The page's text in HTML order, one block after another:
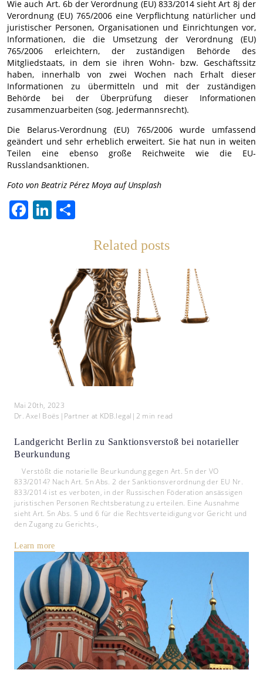
Wie auch Art. 6b der Verordnung (EU) 833/2014 sieht Art 8j der
Verordnung (EU) 765/2006 eine Verpflichtung natürlicher und
juristischer Personen, Organisationen und Einrichtungen vor,
Informationen, die die Umsetzung der Verordnung (EU)
765/2006 erleichtern, der zuständigen Behörde des
Mitgliedstaats, in dem sie ihren Wohn- bzw. Geschäftssitz
haben, innerhalb von zwei Wochen nach Erhalt dieser
Informationen zu übermitteln und mit der zuständigen
Behörde bei der Überprüfung dieser Informationen
zusammenzuarbeiten (sog. Jedermannsrecht).
Die Belarus-Verordnung (EU) 765/2006 wurde umfassend
geändert und sehr erheblich erweitert. Sie hat nun in weiten
Teilen eine ebenso große Reichweite wie die EU-
Russlandsanktionen.
Foto von Beatriz Pérez Moya auf Unsplash
FacebookLinkedIn
Related posts
Mai 20th, 2023
Dr. Axel Boës | Partner at KDB.legal | 2 min read
Landgericht Berlin zu Sanktionsverstoß bei notarieller
Beurkundung
Verstößt die notarielle Beurkundung gegen Art. 5n der VO
833/2014? Nach Art. 5n Abs. 2 der Sanktionsverordnung der EU Nr.
833/2014 ist es verboten, in der Russischen Föderation ansässigen
juristischen Personen Rechtsberatung zu erteilen. Eine Ausnahme
sieht Art. 5n Abs. 5 und 6 für die Rechtsverteidigung vor Gericht und
den Zugang zu Gerichts-,
Learn more